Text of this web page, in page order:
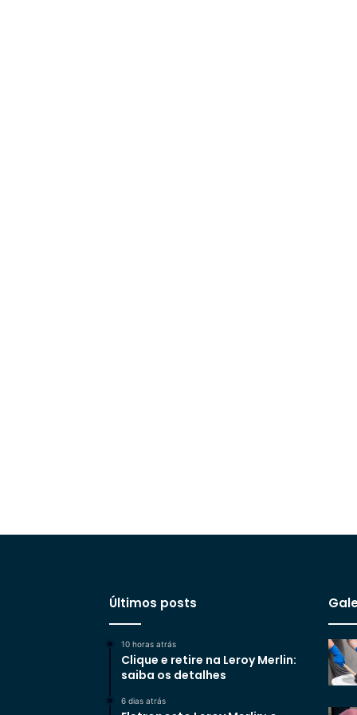
Últimos posts
10 horas atrás
Clique e retire na Leroy Merlin:
saiba os detalhes
6 dias atrás